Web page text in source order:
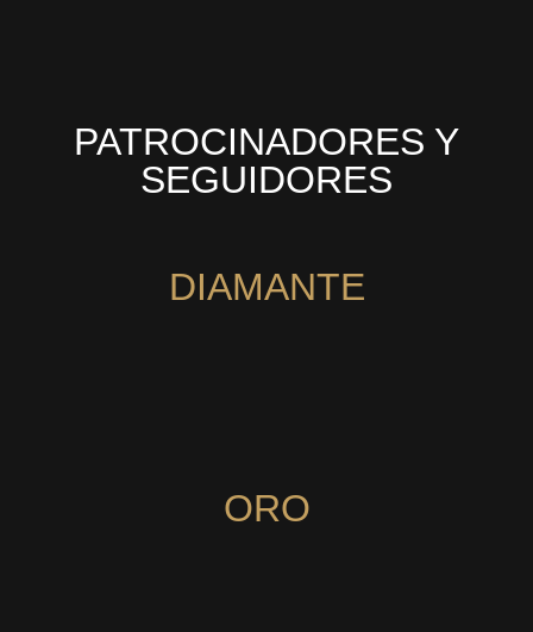
PATROCINADORES Y
SEGUIDORES
DIAMANTE
ORO